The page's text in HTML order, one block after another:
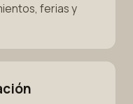
ferias y